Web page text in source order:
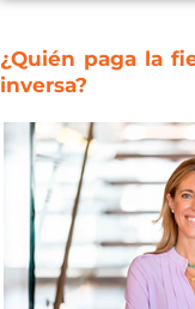
¿Quién paga la
inversa?